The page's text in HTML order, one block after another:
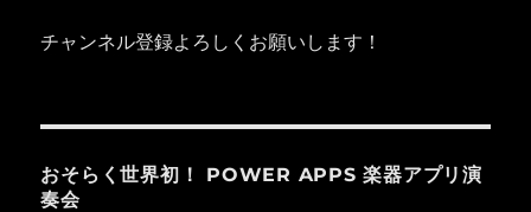
チャンネル登録よろしくお願いします！
おそらく世界初！ POWER APPS 楽器アプリ演
奏会